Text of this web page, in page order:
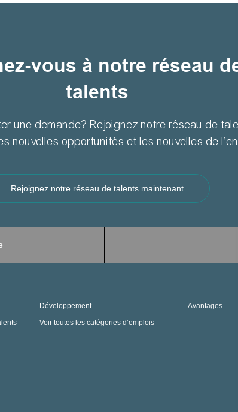
vous à notre réseau
talents
une demande? Rejoignez notre réseau de
nouvelles opportunités et les nouvelles de
Rejoignez notre réseau de talents maintenant
Développement
Voir toutes les catégories d’emplois
Avantages